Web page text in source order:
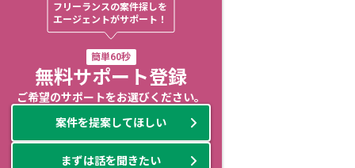
フリーランスの案件探しを
エージェントがサポート！
簡単60秒
無料サポート登録
ご希望のサポートをお選びください。
案件を提案してほしい
まずは話を聞きたい